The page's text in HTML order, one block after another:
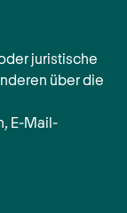
juristische
über die
E-Mail-